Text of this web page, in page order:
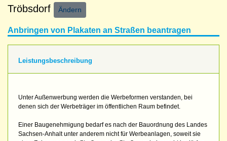
Tröbsdorf
Ändern
Anbringen von Plakaten an Straßen beantragen
Leistungsbeschreibung
Unter Außenwerbung werden die Werbeformen verstanden, bei
denen sich der Werbeträger im öffentlichen Raum befindet.
Einer Baugenehmigung bedarf es nach der Bauordnung des Landes
Sachsen-Anhalt unter anderem nicht für Werbeanlagen, soweit sie